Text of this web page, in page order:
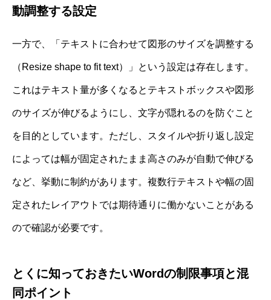
動調整する設定
一方で、「テキストに合わせて図形のサイズを調整する
（Resize shape to fit text）」という設定は存在します。
これはテキスト量が多くなるとテキストボックスや図形
のサイズが伸びるようにし、文字が隠れるのを防ぐこと
を目的としています。ただし、スタイルや折り返し設定
によっては幅が固定されたまま高さのみが自動で伸びる
など、挙動に制約があります。複数行テキストや幅の固
定されたレイアウトでは期待通りに働かないことがある
ので確認が必要です。
とくに知っておきたいWordの制限事項と混
同ポイント